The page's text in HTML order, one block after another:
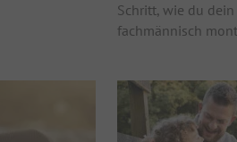
Schritt, wie du
fachmännisch